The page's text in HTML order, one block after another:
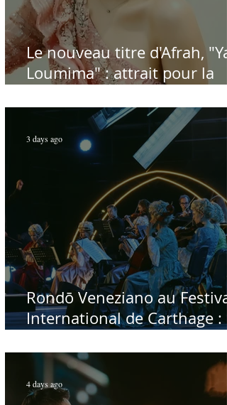
Le nouveau titre d'Afrah, "Ya
Loumima" : attrait pour la
Rabah Driassa
Rondō Veneziano au Festival
International de Carthage :
public tunisien
3 days ago
4 days ago